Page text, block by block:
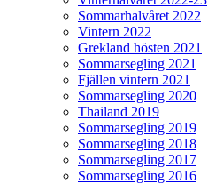
Sommarhalvåret 2022
Vintern 2022
Grekland hösten 2021
Sommarsegling 2021
Fjällen vintern 2021
Sommarsegling 2020
Thailand 2019
Sommarsegling 2019
Sommarsegling 2018
Sommarsegling 2017
Sommarsegling 2016